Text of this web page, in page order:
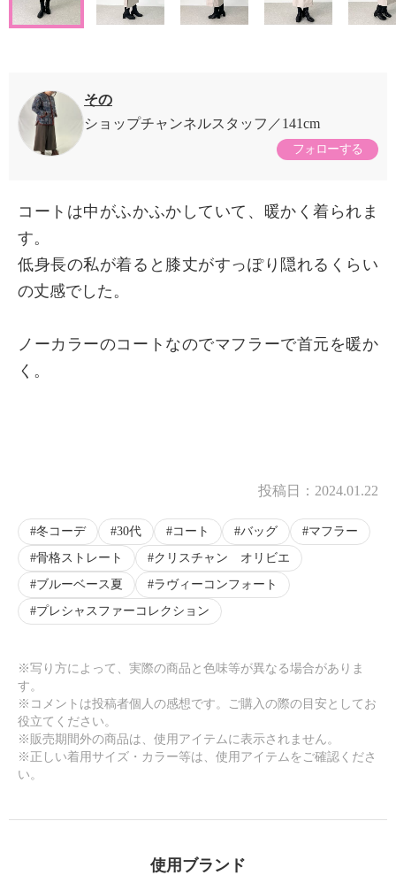
その
ショップチャンネルスタッフ
141cm
フォローする
コートは中がふかふかしていて、暖かく着られま
す。
低身長の私が着ると膝丈がすっぽり隠れるくらい
の丈感でした。
ノーカラーのコートなのでマフラーで首元を暖か
く。
投稿日： 2024.01.22
冬コーデ 30代 コート バッグ
マフラー
骨格ストレート
クリスチャン オリビエ
ブルーベース夏
ラヴィーコンフォート
プレシャスファーコレクション
※写り方によって、実際の商品と色味等が異なる場合がありま
す。
※コメントは投稿者個人の感想です。ご購入の際の目安としてお
役立てください。
※販売期間外の商品は、使用アイテムに表示されません。
※正しい着用サイズ・カラー等は、使用アイテムをご確認くださ
い。
使用ブランド